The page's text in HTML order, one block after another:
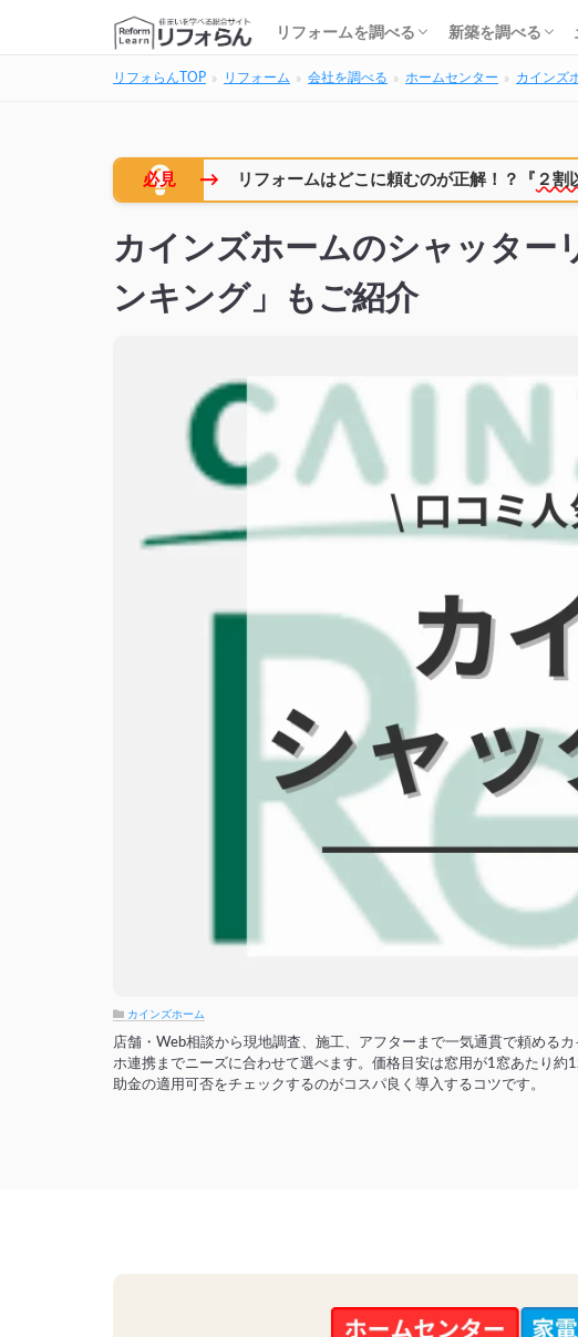
リフォームを調べる
基礎知識・費用を調べる
リフォーム会社を調べる
リフォームローンを調べる
保険・補助金を調べる
新築を調べる
基礎知識・費用
建築会社・工務
家の解体を調べ
土地購入を調べ
住宅ローンを調
リフォらんTOP リフォーム 会社を調べる ホームセンター カインズ
必見 → リフォームはどこに頼むのが正解！？ 『 ２割
カインズホームのシャッター
ンキング」もご紹介
カインズホーム
店舗・Web相談から現地調査、施工、アフターまで一気通貫で頼める
ホ連携までニーズに合わせて選べます。価格目安は窓用が1窓あたり
助金の適用可否をチェックするのがコスパ良く導入するコツです。
基礎知識・費用を調べる
リフォーム会社を調べる
リフォームローンを調べる
保険・補助金を調べる 基礎知識・費用
建築会社・工務
家の解体を調べ
土地購入を調べ
住宅ローンを調